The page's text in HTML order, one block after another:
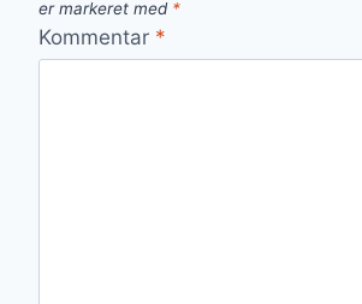
er markeret med *
Kommentar *